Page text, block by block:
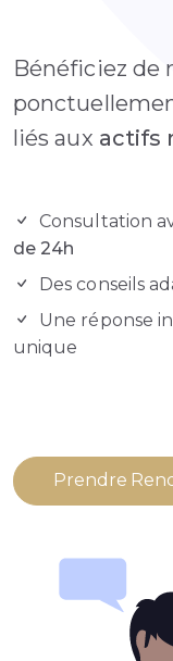
Bénéficiez de
liés aux actifs
Consultation
de 24h
Des conseils
Une réponse
unique
Prendre